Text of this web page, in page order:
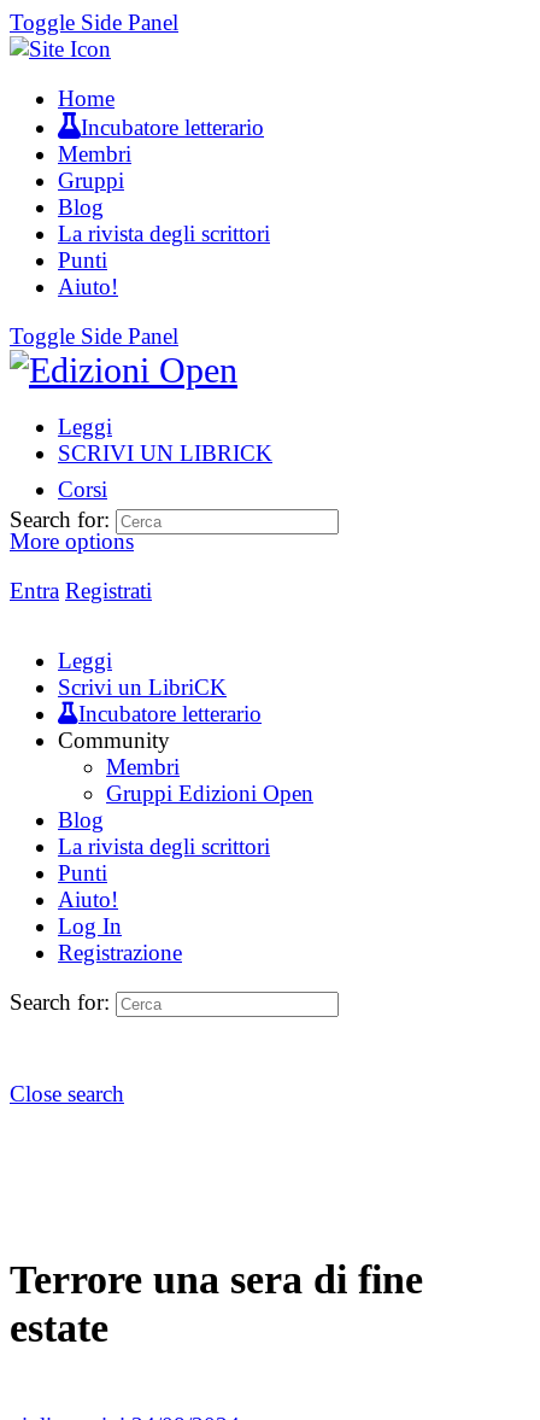
Toggle Side Panel
Home
Incubatore letterario
Membri
Gruppi
Blog
La rivista degli scrittori
Punti
Aiuto!
Toggle Side Panel
Leggi
SCRIVI UN LIBRICK
Corsi
More options
Entra Registrati
Search for:
Leggi
Scrivi un LibriCK
Incubatore letterario
Community
Membri
Gruppi Edizioni Open
Blog
La rivista degli scrittori
Punti
Aiuto!
Log In
Registrazione
Search for:
Close search
Terrore una sera di fine
estate